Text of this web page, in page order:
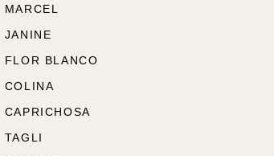
MARCEL
JANINE
FLOR BLANCO
COLINA
CAPRICHOSA
TAGLI